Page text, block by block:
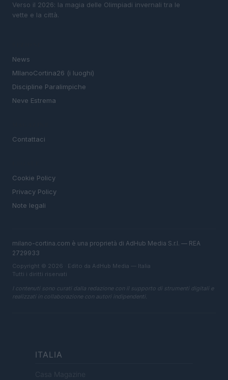
Verso il 2026: la magia delle Olimpiadi invernali tra le
vette e la città.
News
MIlanoCortina26 (i luoghi)
Discipline Paralimpiche
Neve Estrema
Contattaci
Cookie Policy
Privacy Policy
Note legali
milano-cortina.com è una proprietà di AdHub Media S.r.l. — REA
2729933
Copyright © 2026 · Edito da AdHub Media — Italia
Tutti i diritti riservati
I contenuti sono curati dalla redazione con il supporto di strumenti digitali e
realizzati in collaborazione con autori indipendenti.
ITALIA
Casa Magazine